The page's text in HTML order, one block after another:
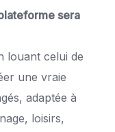
sera
louant celui de
une vraie
adaptée à
loisirs,